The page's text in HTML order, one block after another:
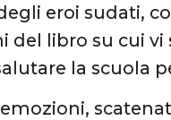
eroi sudati,
del libro su cui vi
la scuola